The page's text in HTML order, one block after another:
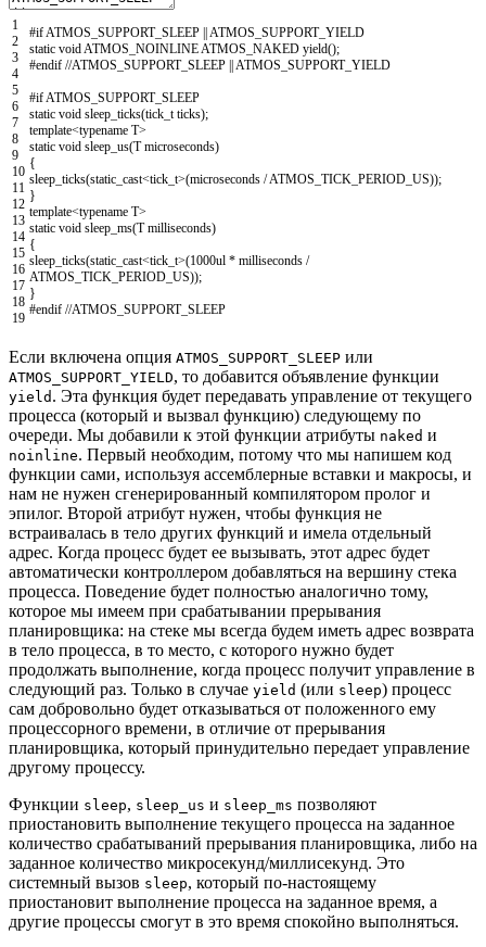
1
2
3
4
5
6
7
8
9
10
11
12
13
14
15
16
17
18
19
#if ATMOS_SUPPORT_SLEEP || ATMOS_SUPPORT_YIELD
static void ATMOS_NOINLINE ATMOS_NAKED yield();
#endif //ATMOS_SUPPORT_SLEEP || ATMOS_SUPPORT_YIELD
#if ATMOS_SUPPORT_SLEEP
static void sleep_ticks(tick_t ticks);
template<typename T>
static void sleep_us(T microseconds)
{
sleep_ticks(static_cast<tick_t>(microseconds / ATMOS_TICK_PERIOD_US));
}
template<typename T>
static void sleep_ms(T milliseconds)
{
sleep_ticks(static_cast<tick_t>(1000ul * milliseconds /
ATMOS_TICK_PERIOD_US));
}
#endif //ATMOS_SUPPORT_SLEEP
Если включена опция ATMOS_SUPPORT_SLEEP или
ATMOS_SUPPORT_YIELD, то добавится объявление функции
yield . Эта функция будет передавать управление от текущего
процесса (который и вызвал функцию) следующему по
очереди. Мы добавили к этой функции атрибуты naked и
noinline. Первый необходим, потому что мы напишем код
функции сами, используя ассемблерные вставки и макросы, и
нам не нужен сгенерированный компилятором пролог и
эпилог. Второй атрибут нужен, чтобы функция не
встраивалась в тело других функций и имела отдельный
адрес. Когда процесс будет ее вызывать, этот адрес будет
автоматически контроллером добавляться на вершину стека
процесса. Поведение будет полностью аналогично тому,
которое мы имеем при срабатывании прерывания
планировщика: на стеке мы всегда будем иметь адрес возврата
в тело процесса, в то место, с которого нужно будет
продолжать выполнение, когда процесс получит управление в
следующий раз. Только в случае yield (или sleep) процесс
сам добровольно будет отказываться от положенного ему
процессорного времени, в отличие от прерывания
планировщика, который принудительно передает управление
другому процессу.
Функции sleep, sleep_us и sleep_ms позволяют
приостановить выполнение текущего процесса на заданное
количество срабатываний прерывания планировщика, либо на
заданное количество микросекунд/миллисекунд. Это
системный вызов sleep, который по-настоящему
приостановит выполнение процесса на заданное время, а
другие процессы смогут в это время спокойно выполняться.